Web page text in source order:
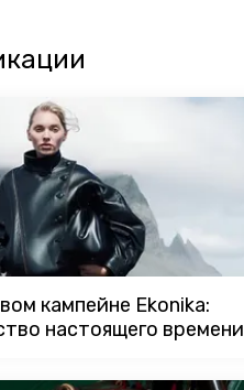
кампейне Ekonika:
настоящего времени